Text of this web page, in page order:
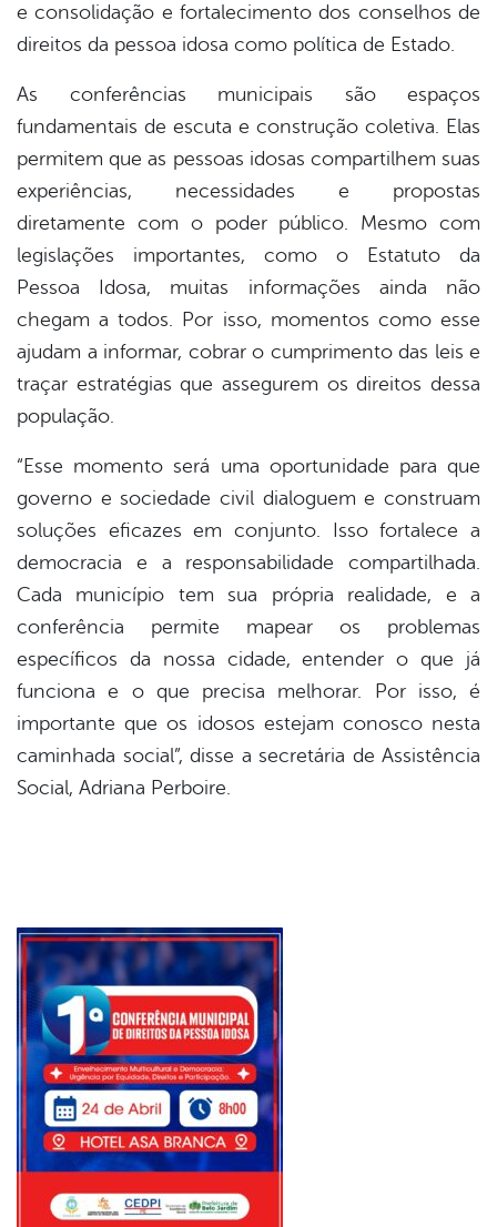
e consolidação e fortalecimento dos conselhos de
direitos da pessoa idosa como política de Estado.
As conferências municipais são espaços
fundamentais de escuta e construção coletiva. Elas
permitem que as pessoas idosas compartilhem suas
experiências, necessidades e propostas
diretamente com o poder público. Mesmo com
legislações importantes, como o Estatuto da
Pessoa Idosa, muitas informações ainda não
chegam a todos. Por isso, momentos como esse
ajudam a informar, cobrar o cumprimento das leis e
traçar estratégias que assegurem os direitos dessa
população.
“Esse momento será uma oportunidade para que
governo e sociedade civil dialoguem e construam
soluções eficazes em conjunto. Isso fortalece a
democracia e a responsabilidade compartilhada.
Cada município tem sua própria realidade, e a
conferência permite mapear os problemas
específicos da nossa cidade, entender o que já
funciona e o que precisa melhorar. Por isso, é
importante que os idosos estejam conosco nesta
caminhada social”, disse a secretária de Assistência
Social, Adriana Perboire.